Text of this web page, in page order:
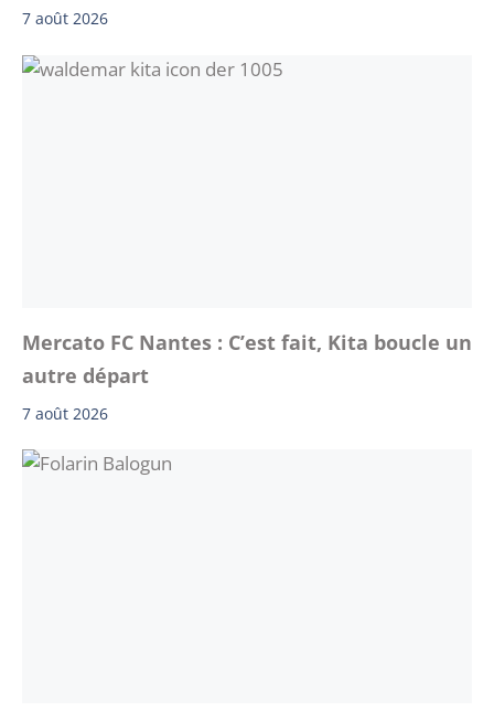
7 août 2026
Mercato FC Nantes : C’est fait, Kita boucle un
autre départ
7 août 2026